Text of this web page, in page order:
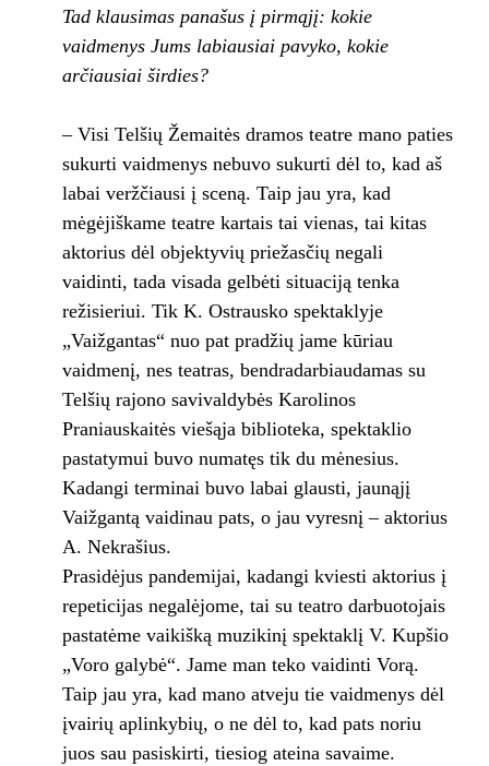
Tad klausimas panašus į pirmąjį: kokie
vaidmenys Jums labiausiai pavyko, kokie
arčiausiai širdies?
– Visi Telšių Žemaitės dramos teatre mano paties
sukurti vaidmenys nebuvo sukurti dėl to, kad aš
labai veržčiausi į sceną. Taip jau yra, kad
mėgėjiškame teatre kartais tai vienas, tai kitas
aktorius dėl objektyvių priežasčių negali
vaidinti, tada visada gelbėti situaciją tenka
režisieriui. Tik K. Ostrausko spektaklyje
„Vaižgantas“ nuo pat pradžių jame kūriau
vaidmenį, nes teatras, bendradarbiaudamas su
Telšių rajono savivaldybės Karolinos
Praniauskaitės viešąja biblioteka, spektaklio
pastatymui buvo numatęs tik du mėnesius.
Kadangi terminai buvo labai glausti, jaunąjį
Vaižgantą vaidinau pats, o jau vyresnį – aktorius
A. Nekrašius.
Prasidėjus pandemijai, kadangi kviesti aktorius į
repeticijas negalėjome, tai su teatro darbuotojais
pastatėme vaikišką muzikinį spektaklį V. Kupšio
„Voro galybė“. Jame man teko vaidinti Vorą.
Taip jau yra, kad mano atveju tie vaidmenys dėl
įvairių aplinkybių, o ne dėl to, kad pats noriu
juos sau pasiskirti, tiesiog ateina savaime.